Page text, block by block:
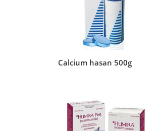
Calcium hasan 500g